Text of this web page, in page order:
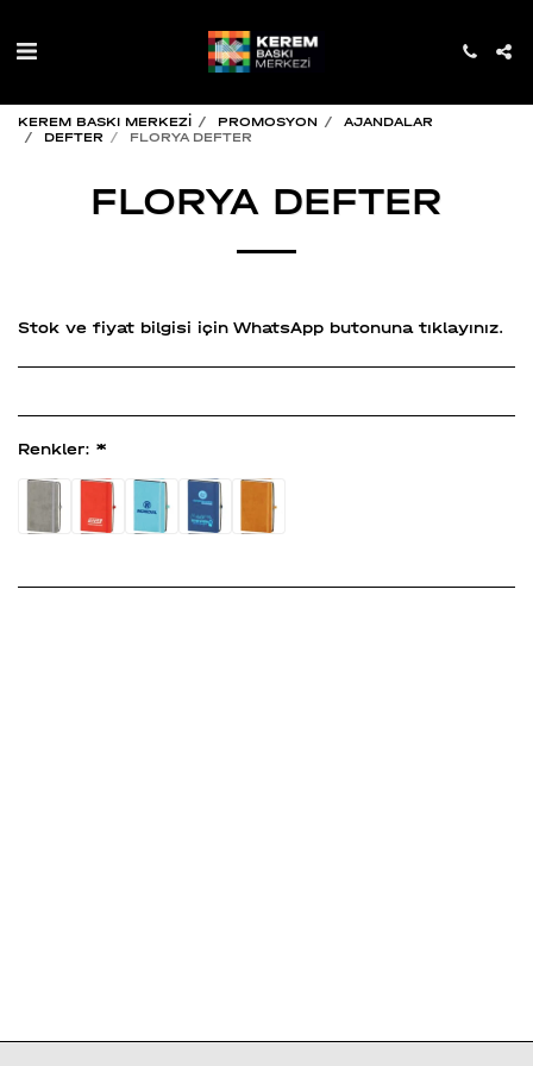
KEREM BASKI MERKEZİ PROMOSYON
AJANDALAR
DEFTER
FLORYA DEFTER
FLORYA DEFTER
Stok ve fiyat bilgisi için WhatsApp butonuna tıklayınız.
Renkler: *